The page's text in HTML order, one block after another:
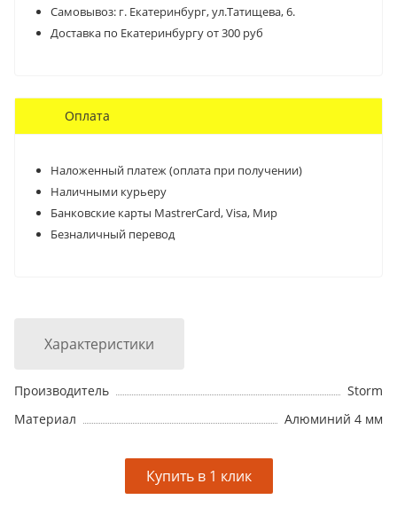
Самовывоз: г. Екатеринбург, ул.Татищева, 6.
Доставка по Екатеринбургу от 300 руб
Оплата
Наложенный платеж (оплата при получении)
Наличными курьеру
Банковские карты MastrerCard, Visa, Мир
Безналичный перевод
Характеристики
Производитель
Storm
Материал
Алюминий 4 мм